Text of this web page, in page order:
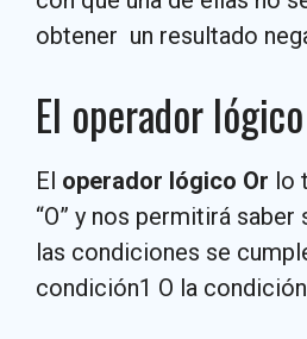
obtener un resultado
El operador
El operador lógico Or lo
“O” y nos permitirá saber
las condiciones se
condición1 O la